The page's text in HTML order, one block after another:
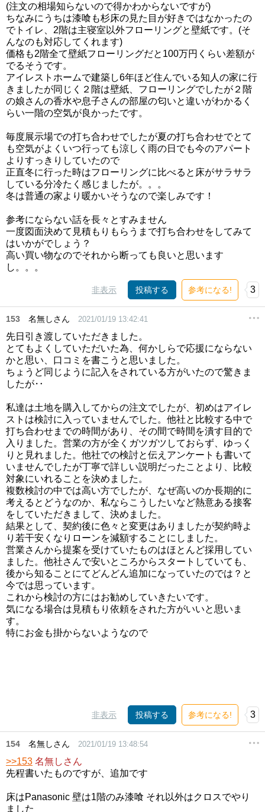
(注文の相場知らないので得かわからないですが)
ちなみにうちは漆喰も杉床の見た目が好きではなかったの
でトイレ、2階は主寝室以外フローリングと壁紙です。(そ
んなのも対応してくれます)
価格も2階全て壁紙フローリングだと100万円くらい差額が
でるそうです。
アイレストホームで建築し6年ほど住んでいる知人の家に行
きましたが同じく２階は壁紙、フローリングでしたが２階
の娘さんの香水や息子さんの部屋の匂いと違いがわかるく
らい一階の空気が良かったです。
毎度展示場での打ち合わせでしたが夏の打ち合わせでとて
も空気がよくいつ行っても涼しく雨の日でも今のアパート
よりすっきりしていたので
正直冬に行った時はフローリングに比べると床がサラサラ
している分冷たく感じましたが。。。
冬は普通の家より暖かいそうなので楽しみです！
参考にならない話を長々とすみません
一度図面決めて見積もりもらうまで打ち合わせをしてみて
はいかがでしょう？
高い買い物なのでそれから断っても良いと思います
し。。。
非表示 投稿する 参考になる! 3
153 名無しさん 2021/01/19 13:42:41
先日引き渡していただきました。
とてもよくしていただいた為、何かしらで応援にならない
かと思い、口コミを書こうと思いました。
ちょうど同じように記入をされている方がいたので驚きま
したが‥
私達は土地を購入してからの注文でしたが、初めはアイレ
ストは検討に入っていませんでした。他社と比較する中で
打ち合わせまでの時間があり、その間で時間を潰す目的で
入りました。営業の方が全くガツガツしておらず、ゆっく
りと見れました。他社での検討と伝えアンケートも書いて
いませんでしたが丁寧で詳しい説明だったことより、比較
対象にいれることを決めました。
複数検討の中では高い方でしたが、なぜ高いのか長期的に
考えるとどうなのか、私ならこうしたいなど熱意ある接客
をしていただきまして、決めました。
結果として、契約後に色々と変更はありましたが契約時よ
り若干安くなりローンを減額することにしました。
営業さんから提案を受けていたものはほとんど採用してい
ました。他社さんで安いところからスタートしていても、
後から知ることにてどんどん追加になっていたのでは？と
今では思っています。
これから検討の方にはお勧めしていきたいです。
気になる場合は見積もり依頼をされた方がいいと思いま
す。
特にお金も掛からないようなので
非表示 投稿する 参考になる! 3
154 名無しさん 2021/01/19 13:48:54
>>153 名無しさん
先程書いたものですが、追加です
床はPanasonic 壁は1階のみ漆喰 それ以外はクロスでやり
ました